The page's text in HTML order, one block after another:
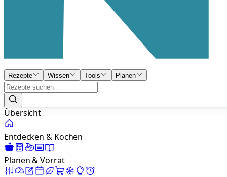
Rezepte Wissen Tools Planen
Übersicht
Entdecken & Kochen
Planen & Vorrat